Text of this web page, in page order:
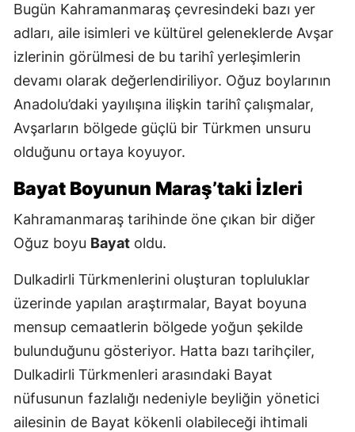
Bugün Kahramanmaraş çevresindeki bazı yer
adları, aile isimleri ve kültürel geleneklerde Avşar
izlerinin görülmesi de bu tarihî yerleşimlerin
devamı olarak değerlendiriliyor. Oğuz boylarının
Anadolu’daki yayılışına ilişkin tarihî çalışmalar,
Avşarların bölgede güçlü bir Türkmen unsuru
olduğunu ortaya koyuyor.
Bayat Boyunun Maraş’taki İzleri
Kahramanmaraş tarihinde öne çıkan bir diğer
Oğuz boyu Bayat oldu.
Dulkadirli Türkmenlerini oluşturan topluluklar
üzerinde yapılan araştırmalar, Bayat boyuna
mensup cemaatlerin bölgede yoğun şekilde
bulunduğunu gösteriyor. Hatta bazı tarihçiler,
Dulkadirli Türkmenleri arasındaki Bayat
nüfusunun fazlalığı nedeniyle beyliğin yönetici
ailesinin de Bayat kökenli olabileceği ihtimali